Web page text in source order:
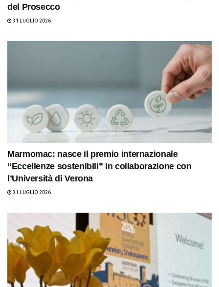
del Prosecco
31 LUGLIO 2026
Marmomac: nasce il premio internazionale
“Eccellenze sostenibili” in collaborazione con
l’Università di Verona
31 LUGLIO 2026